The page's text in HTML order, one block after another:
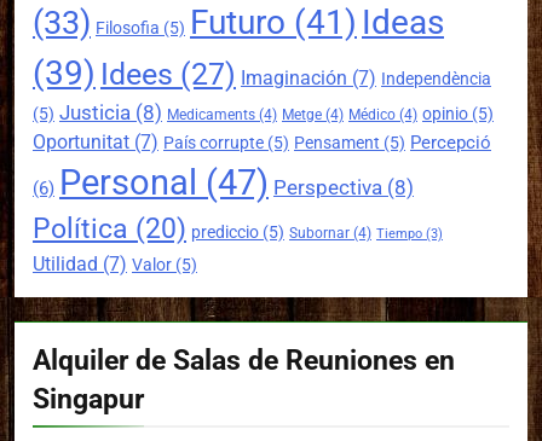
(33) Filosofia (5) Futuro (41) Ideas
(39) Idees (27) Imaginación (7) Independència
(5) Justicia (8) Medicaments (4) Metge (4) Médico (4) opinio (5)
Oportunitat (7) País corrupte (5) Pensament (5) Percepció
(6) Personal (47) Perspectiva (8)
Política (20) prediccio (5) Subornar (4) Tiempo (3)
Utilidad (7) Valor (5)
Alquiler de Salas de Reuniones en
Singapur